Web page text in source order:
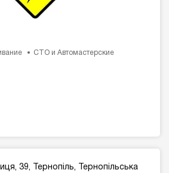
СТО и Автомастерские
39, Тернопіль, Тернопільська